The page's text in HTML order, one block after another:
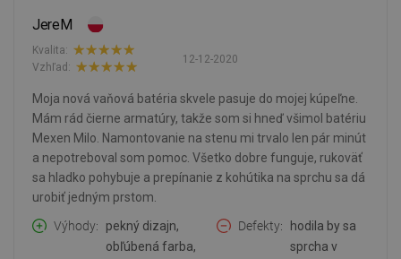
JereM
12-12-2020
Kvalita:
Vzhľad:
Moja nová vaňová batéria skvele pasuje do mojej kúpeľne.
Mám rád čierne armatúry, takže som si hneď všimol batériu
Mexen Milo. Namontovanie na stenu mi trvalo len pár minút
a nepotreboval som pomoc. Všetko dobre funguje, rukoväť
sa hladko pohybuje a prepínanie z kohútika na sprchu sa dá
urobiť jedným prstom.
Výhody
pekný dizajn,
obľúbená farba,
Defekty
hodila by sa
sprcha v